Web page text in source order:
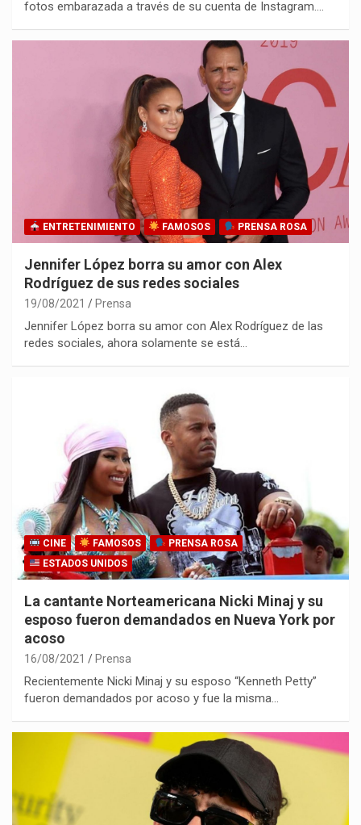
fotos embarazada a través de su cuenta de Instagram.…
ENTRETENIMIENTO FAMOSOS PRENSA ROSA
Jennifer López borra su amor con Alex
Rodríguez de sus redes sociales
19/08/2021 Prensa
Jennifer López borra su amor con Alex Rodríguez de las
redes sociales, ahora solamente se está…
CINE FAMOSOS
PRENSA ROSA
ESTADOS UNIDOS
La cantante Norteamericana Nicki Minaj y su
esposo fueron demandados en Nueva York por
acoso
16/08/2021 Prensa
Recientemente Nicki Minaj y su esposo “Kenneth Petty”
fueron demandados por acoso y fue la misma…